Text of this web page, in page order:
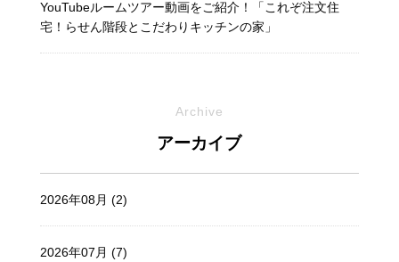
YouTubeルームツアー動画をご紹介！「これぞ注文住
宅！らせん階段とこだわりキッチンの家」
Archive
アーカイブ
2026年08月 (2)
2026年07月 (7)